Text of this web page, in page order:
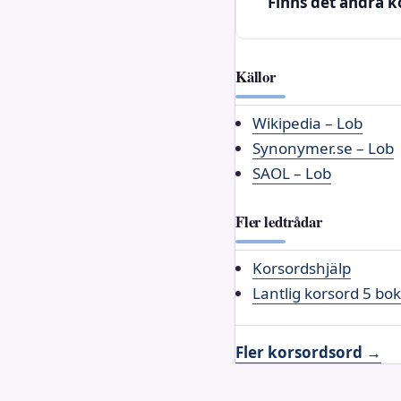
Källor
Wikipedia – Lob
Synonymer.se – Lob
SAOL – Lob
Fler ledtrådar
Korsordshjälp
Lantlig korsord 5
Fler korsordsord →